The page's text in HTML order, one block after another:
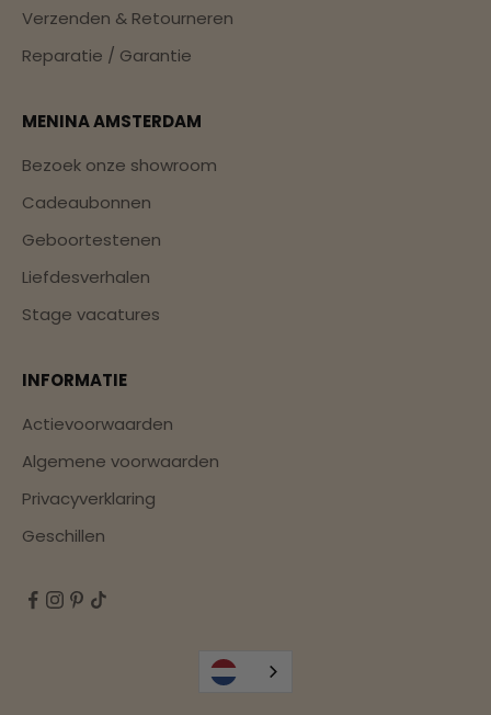
Verzenden & Retourneren
Reparatie / Garantie
MENINA AMSTERDAM
Bezoek onze showroom
Cadeaubonnen
Geboortestenen
Liefdesverhalen
Stage vacatures
INFORMATIE
Actievoorwaarden
Algemene voorwaarden
Privacyverklaring
Geschillen